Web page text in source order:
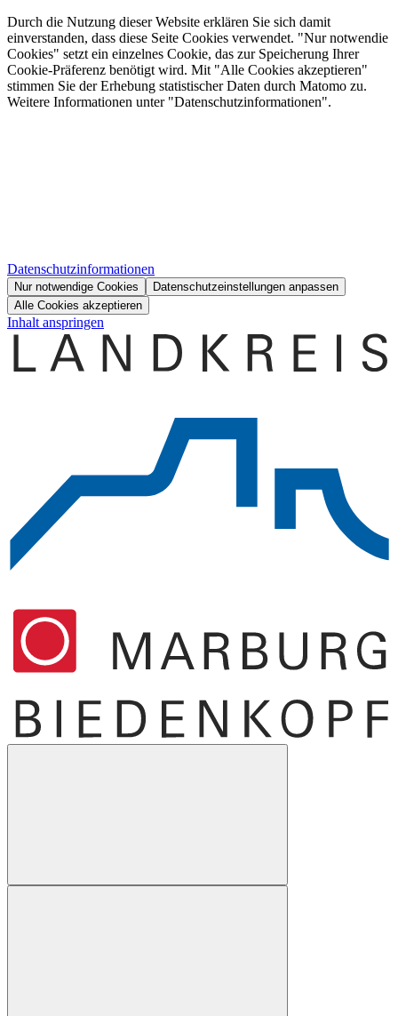
Durch die Nutzung dieser Website erklären Sie sich damit
einverstanden, dass diese Seite Cookies verwendet. "Nur notwendie
Cookies" setzt ein einzelnes Cookie, das zur Speicherung Ihrer
Cookie-Präferenz benötigt wird. Mit "Alle Cookies akzeptieren"
stimmen Sie der Erhebung statistischer Daten durch Matomo zu.
Weitere Informationen unter "Datenschutzinformationen".
Datenschutzinformationen
Nur notwendige Cookies
Datenschutzeinstellungen anpassen
Alle Cookies akzeptieren
Inhalt anspringen